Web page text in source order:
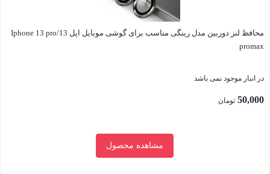
محافظ لنز دوربین مدل رینگی مناسب برای گوشی موبایل اپل Iphone 13 pro/13
promax
در انبار موجود نمی باشد
50,000 تومان
مشاهده محصول